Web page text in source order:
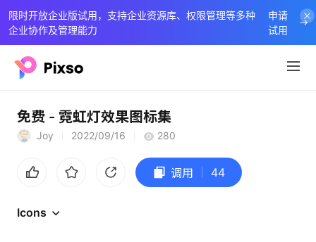
限时开放企业版试用，支持企业资源库、权限管理等多种
企业协作及管理能力
申请
试用
免费 - 霓虹灯效果图标集
Joy 2022/09/16 280
调用 44
Icons